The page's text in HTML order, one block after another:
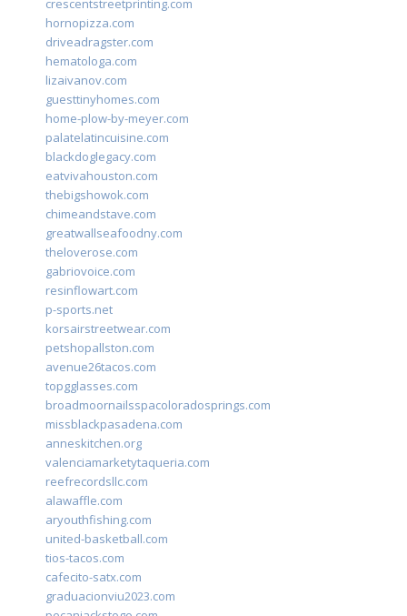
crescentstreetprinting.com
hornopizza.com
driveadragster.com
hematologa.com
lizaivanov.com
guesttinyhomes.com
home-plow-by-meyer.com
palatelatincuisine.com
blackdoglegacy.com
eatvivahouston.com
thebigshowok.com
chimeandstave.com
greatwallseafoodny.com
theloverose.com
gabriovoice.com
resinflowart.com
p-sports.net
korsairstreetwear.com
petshopallston.com
avenue26tacos.com
topgglasses.com
broadmoornailsspacoloradosprings.com
missblackpasadena.com
anneskitchen.org
valenciamarketytaqueria.com
reefrecordsllc.com
alawaffle.com
aryouthfishing.com
united-basketball.com
tios-tacos.com
cafecito-satx.com
graduacionviu2023.com